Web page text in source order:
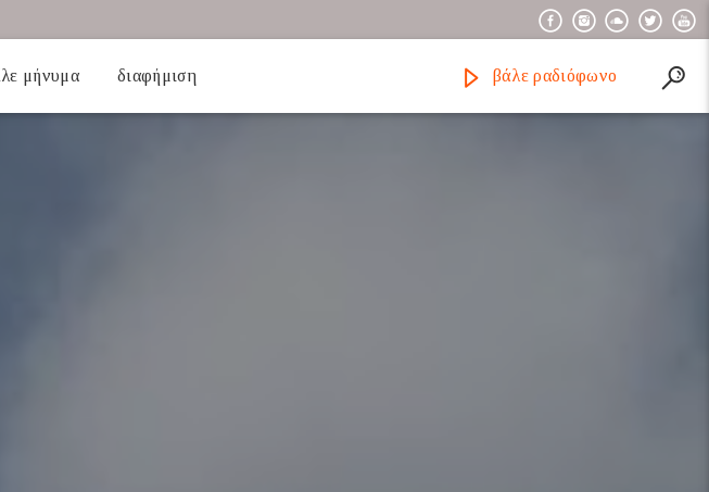
μήνυμα διαφήμιση βάλε ραδιόφωνο